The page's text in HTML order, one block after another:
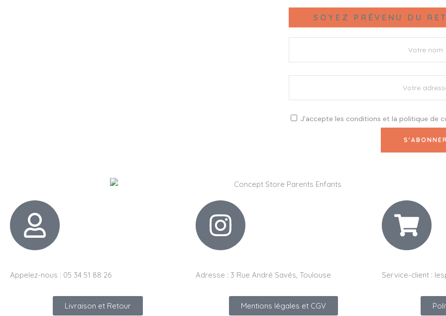
SOYEZ PRÉVENU DU
J'accepte les conditions et la politique de
Appelez-nous : 05 34 51 88 26 Adresse : 3 Rue André Savés, Toulouse Service-client :
Livraison et Retour Mentions légales et CGV